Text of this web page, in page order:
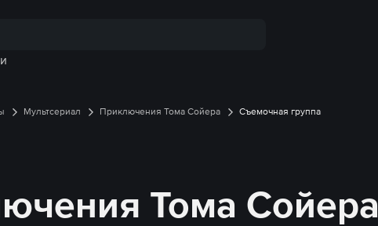
Мультсериал Приключения Тома Сойера Съемочная группа
Тома Сойера